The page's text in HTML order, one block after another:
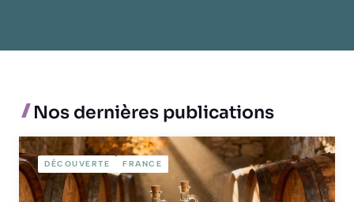
Nos dernières publications
DÉCOUVERTE FRANCE